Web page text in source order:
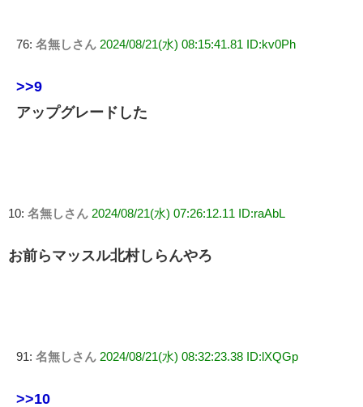
76: 名無しさん 2024/08/21(水) 08:15:41.81 ID:kv0Ph
>>9
アップグレードした
10: 名無しさん 2024/08/21(水) 07:26:12.11 ID:raAbL
お前らマッスル北村しらんやろ
91: 名無しさん 2024/08/21(水) 08:32:23.38 ID:lXQGp
>>10